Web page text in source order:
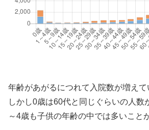
年齢があがるにつれて入院数が増えて
しかし0歳は60代と同じぐらいの人数
～4歳も子供の年齢の中では多いこと